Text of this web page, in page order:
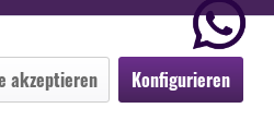
akzeptieren Konfigurieren